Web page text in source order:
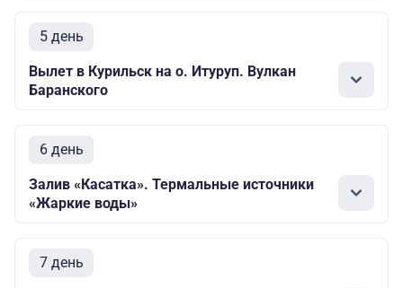
5 день
Вылет в Курильск на о. Итуруп. Вулкан
Баранского
6 день
Залив «Касатка». Термальные источники
«Жаркие воды»
7 день